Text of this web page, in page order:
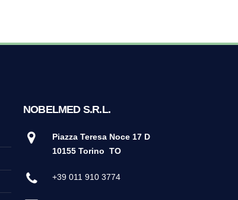
NOBELMED S.R.L.
Piazza Teresa Noce 17 D
10155 Torino TO
+39 011 910 3774